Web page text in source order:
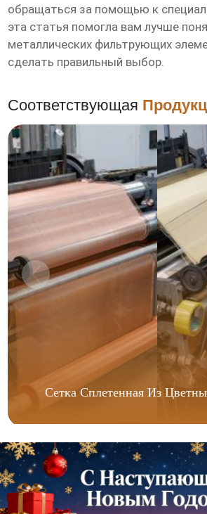
обращаться за помощью к
эта статья помогла вам лучше
металлических фильтрующих
сделать правильный выбор.
Соответствующая
Сетка Сплетенная Из